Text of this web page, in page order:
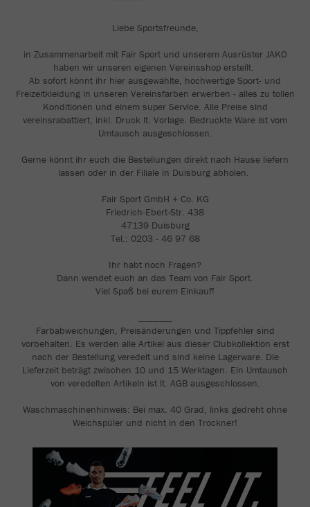
Liebe Sportsfreunde,
in Zusammenarbeit mit Fair Sport und unserem Ausrüster JAKO
haben wir unseren eigenen Vereinsshop erstellt.
Ab sofort könnt ihr hier ausgewählte, hochwertige Sport- und
Freizeitkleidung in unseren Vereinsfarben erwerben - alles zu tollen
Konditionen und einem super Service. Alle Preise sind
vereinsrabattiert, inkl. Druck lt. Vorlage. Bedruckte Ware ist vom
Umtausch ausgeschlossen.
Gerne könnt ihr euch die Bestellungen direkt nach Hause liefern
lassen oder in der Filiale in Duisburg abholen.
Fair Sport GmbH + Co. KG
Friedrich-Ebert-Str. 438
47139 Duisburg
Tel.: 0203 - 46 97 68
Ihr habt noch Fragen?
Dann wendet euch an das Team von Fair Sport.
Viel Spaß bei eurem Einkauf!
Farbabweichungen, Preisänderungen und Tippfehler sind
vorbehalten. Es werden alle Artikel aus dieser Clubkollektion erst
nach der Bestellung veredelt und sind keine Lagerware. Die
Lieferzeit beträgt zwischen 10 und 15 Werktagen. Ein Umtausch
von veredelten Artikeln ist lt. AGB ausgeschlossen.
Waschmaschinenhinweis: Bei max. 40 Grad, links gedreht ohne
Weichspüler und nicht in den Trockner!